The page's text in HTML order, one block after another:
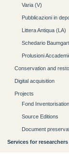
Varia (V)
Pubblicazioni in
Littera Antiqua (LA)
Schedario
Prolusioni
Conservation and
Digital acquisition
Projects
Fond Inventorisation
Source Editions
Document
Services for researchers